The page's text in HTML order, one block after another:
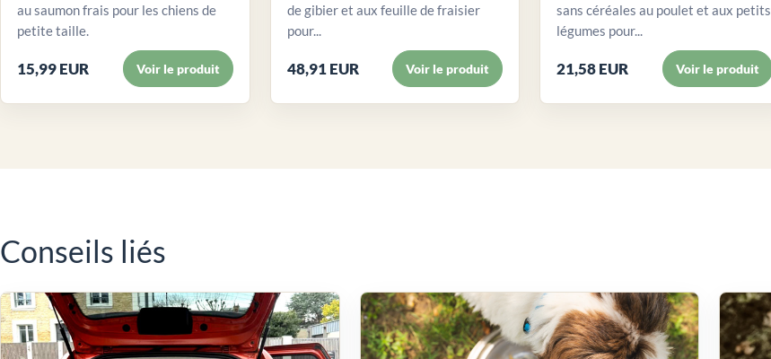
au saumon frais pour les chiens de
petite taille.
15,99 EUR Voir le produit
de gibier et aux feuille de fraisier
pour...
48,91 EUR Voir le produit
sans céréales au poulet et aux petits
légumes pour...
21,58 EUR Voir le produit
Conseils liés